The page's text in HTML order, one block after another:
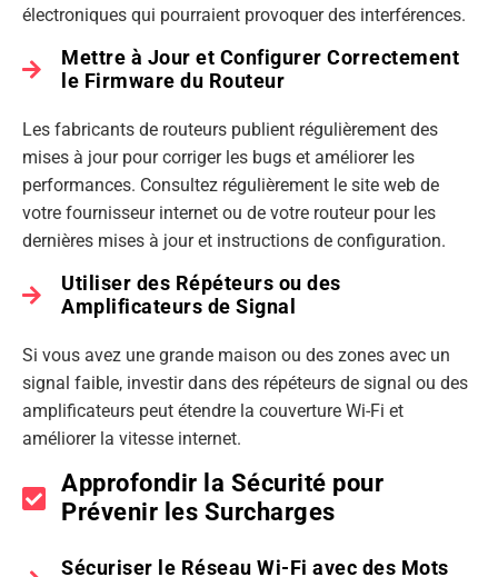
électroniques qui pourraient provoquer des interférences.
Mettre à Jour et Configurer Correctement
le Firmware du Routeur
Les fabricants de routeurs publient régulièrement des
mises à jour pour corriger les bugs et améliorer les
performances. Consultez régulièrement le site web de
votre fournisseur internet ou de votre routeur pour les
dernières mises à jour et instructions de configuration.
Utiliser des Répéteurs ou des
Amplificateurs de Signal
Si vous avez une grande maison ou des zones avec un
signal faible, investir dans des répéteurs de signal ou des
amplificateurs peut étendre la couverture Wi-Fi et
améliorer la vitesse internet.
Approfondir la Sécurité pour
Prévenir les Surcharges
Sécuriser le Réseau Wi-Fi avec des Mots